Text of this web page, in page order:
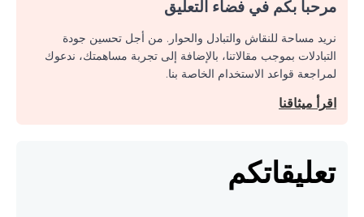
مرحبا بكم في فضاء التعليق
نريد مساحة للنقاش والتبادل والحوار. من أجل تحسين جودة
التبادلات بموجب مقالاتنا، بالإضافة إلى تجربة مساهمتك، ندعوك
لمراجعة قواعد الاستخدام الخاصة بنا.
اقرأ ميثاقنا
تعليقاتكم